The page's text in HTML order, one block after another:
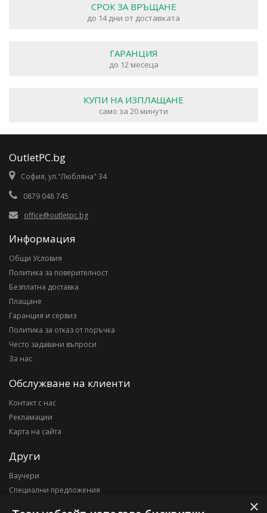
СРОК ЗА ВРЪЩАНЕ
до 14 дни от доставката
ГАРАНЦИЯ
до 12 месеца
КУПИ НА ИЗПЛАЩАНЕ
само за 20 минути
OutletPC.bg
София, ул."Любляна" 34
0879 048 745
office@outletpc.bg
Информация
Общи Условия
Политика за поверителност
Безплатна доставка
Плащане
Гаранция и сервиз
Политика за отказ от поръчка
Често задавани въпроси
За нас
Обслужване на клиенти
Контакт с нас
Рекламации
Карта на сайта
Други
Ваучери
Специални предложения
×